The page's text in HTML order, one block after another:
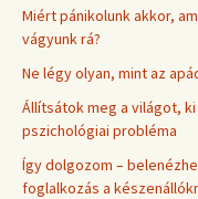
Miért pánikolunk akkor,
vágyunk rá?
Ne légy olyan, mint az
Állítsátok meg a világot, ki
pszichológiai probléma
Így dolgozom –
foglalkozás a